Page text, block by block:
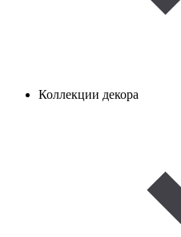
Коллекции декора